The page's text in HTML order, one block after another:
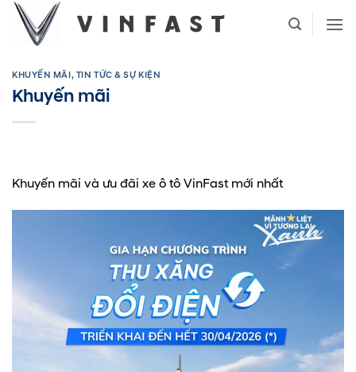
Bỏ
dung
KHUYẾN MÃI, TIN TỨC & SỰ KIỆN
Khuyến mãi
Khuyến mãi và ưu đãi xe ô tô VinFast mới nhất